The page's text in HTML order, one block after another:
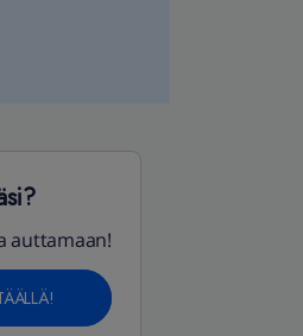
auttamaan!